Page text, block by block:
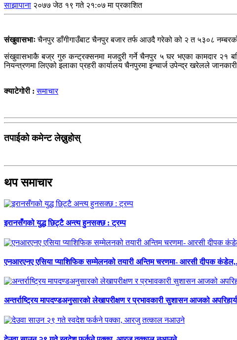
साझापाना २०७७ जेठ १९ गते २१:०७ मा प्रकाशित
संखुवासभाःचैनपुर डाँगीगाउँबाट चैनपुर बजार तर्फ आउदै गरेको को २ त ५३०८
संखुवासभाकै बज्र गुरु कन्ट्रक्सनमा मजदुरी गर्ने चैनपुर ५ घर भएका कामदार २१
नियन्त्रणमा लिएको इलाका प्रहरी कार्यालय चैनपुरमा इन्चार्ज उपेन्द्र खरेलले
क्याटेगोरी :समाचार
तपाईको कमेन्ट लेख्नुहोस्
थप समाचार
इरानसँगको युद्ध छिट्टै अन्त्य हुनसक्छ : ट्रम्प
एनआरएनए एसिया प्याशिफिक सम्मेलनको तयारी अन्तिम चरणमा- आरसी दीपक
अन्तर्राष्ट्रिय मापदण्डअनुसारको लेखापरीक्षण र प्रभावकारी सुशासन आजको